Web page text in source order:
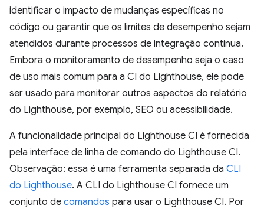
identificar o impacto de mudanças específicas no
código ou garantir que os limites de desempenho sejam
atendidos durante processos de integração contínua.
Embora o monitoramento de desempenho seja o caso
de uso mais comum para a CI do Lighthouse, ele pode
ser usado para monitorar outros aspectos do relatório
do Lighthouse, por exemplo, SEO ou acessibilidade.
A funcionalidade principal do Lighthouse CI é fornecida
pela interface de linha de comando do Lighthouse CI.
Observação: essa é uma ferramenta separada da CLI
do Lighthouse. A CLI do Lighthouse CI fornece um
conjunto de comandos para usar o Lighthouse CI. Por